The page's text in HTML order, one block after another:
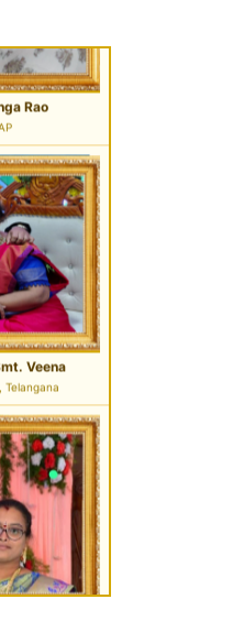
Veena
Telangana
Hyderabad
Padmavathi